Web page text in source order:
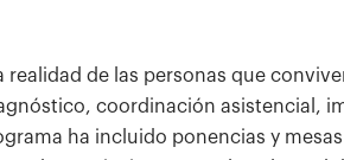
realidad de las personas que
coordinación asistencial,
ha incluido ponencias y